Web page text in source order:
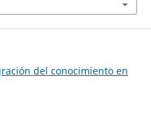
del conocimiento en